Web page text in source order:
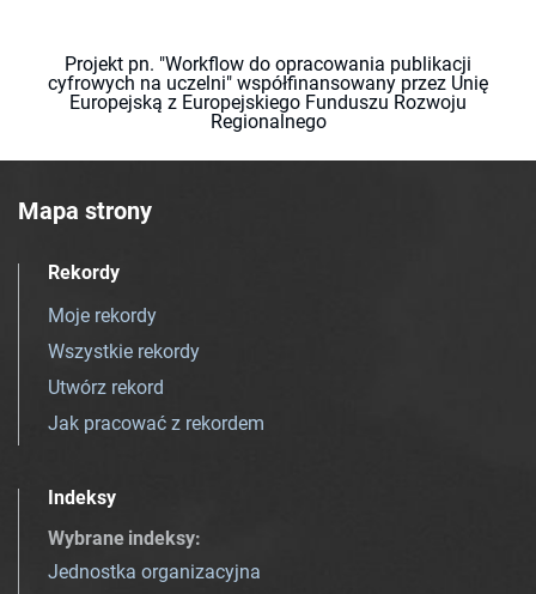
Projekt pn. "Workflow do opracowania publikacji
cyfrowych na uczelni" współfinansowany przez Unię
Europejską z Europejskiego Funduszu Rozwoju
Regionalnego
Mapa strony
Rekordy
Moje rekordy
Wszystkie rekordy
Utwórz rekord
Jak pracować z rekordem
Indeksy
Wybrane indeksy:
Jednostka organizacyjna